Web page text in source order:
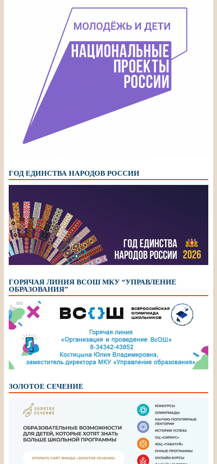
ГОД ЕДИНСТВА НАРОДОВ РОССИИ
ГОРЯЧАЯ ЛИНИЯ ВСОШ МКУ “УПРАВЛЕНИЕ
ОБРАЗОВАНИЯ”
ЗОЛОТОЕ СЕЧЕНИЕ